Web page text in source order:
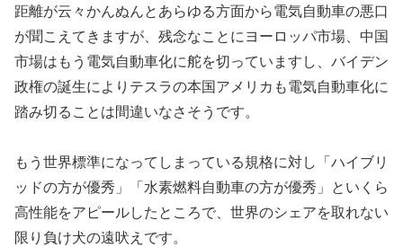
距離が云々かんぬんとあらゆる方面から電気自動車の悪口
が聞こえてきますが、残念なことにヨーロッパ市場、中国
市場はもう電気自動車化に舵を切っていますし、バイデン
政権の誕生によりテスラの本国アメリカも電気自動車化に
踏み切ることは間違いなさそうです。
もう世界標準になってしまっている規格に対し「ハイブリ
ッドの方が優秀」「水素燃料自動車の方が優秀」といくら
高性能をアピールしたところで、世界のシェアを取れない
限り負け犬の遠吠えです。